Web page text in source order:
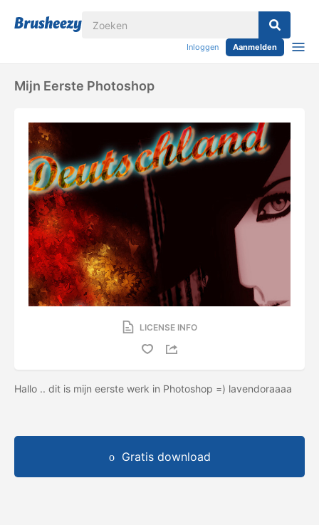
Inloggen Aanmelden
Mijn Eerste Photoshop
LICENSE INFO
Hallo .. dit is mijn eerste werk in Photoshop =) lavendoraaaa
Gratis download